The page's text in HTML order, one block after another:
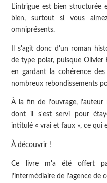
L'intrigue est bien structurée
bien, surtout si vous
omniprésents.
Il s'agit donc d'un roman
de type polar, puisque Olivier
en gardant la cohérence
nombreux rebondissements
À la fin de l'ouvrage, l'auteur
dont il s'est servi pour
intitulé « vrai et faux », ce qui
À découvrir !
Ce livre m'a été offert
l'intermédiaire de l'agence